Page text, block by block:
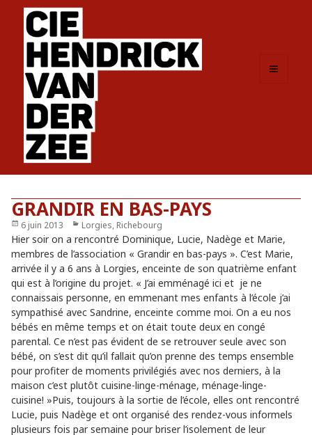
GRANDIR EN BAS-PAYS
Publié
le
6 juin 2013 Catégories
Lorgies, Richebourg
Hier soir on a rencontré Dominique, Lucie, Nadège et Marie,
membres de l’association « Grandir en bas-pays ». C’est Marie,
arrivée il y a 6 ans à Lorgies, enceinte de son quatrième enfant
qui est à l’origine du projet. « J’ai emménagé ici et je ne
connaissais personne, en emmenant mes enfants à l’école j’ai
sympathisé avec Sandrine, enceinte comme moi. On a eu nos
bébés en même temps et on était toute deux en congé
parental. Ce n’est pas évident de se retrouver seule avec son
bébé, on s’est dit qu’il fallait qu’on prenne des temps ensemble
pour profiter de moments privilégiés avec nos derniers, à la
maison c’est plutôt cuisine-linge-ménage, ménage-linge-
cuisine! »Puis, toujours à la sortie de l’école, elles ont rencontré
Lucie, puis Nadège et ont organisé des rendez-vous informels
plusieurs fois par semaine pour briser l’isolement de leur